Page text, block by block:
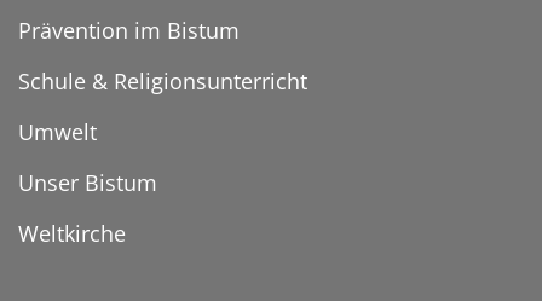
Prävention im Bistum
Schule & Religionsunterricht
Umwelt
Unser Bistum
Weltkirche